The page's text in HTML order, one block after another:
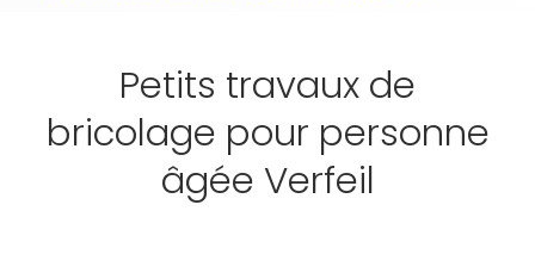
Petits travaux de
bricolage pour personne
âgée Verfeil